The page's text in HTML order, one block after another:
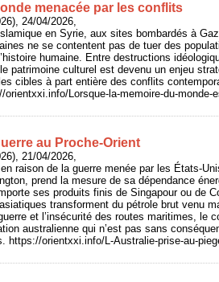
menacée par les conflits
24/04/2026,
en Syrie, aux sites bombardés à
ne se contentent pas de tuer des
humaine. Entre destructions
patrimoine culturel est devenu un enjeu
cibles à part entière des conflits
Lorsque-la-memoire-du-monde-
au Proche-Orient
21/04/2026,
raison de la guerre menée par les États-
prend la mesure de sa dépendance
ses produits finis de Singapour ou de
transforment du pétrole brut venu
et l’insécurité des routes maritimes, le
australienne qui n’est pas sans
https://orientxxi.info/L-Australie-prise-au-